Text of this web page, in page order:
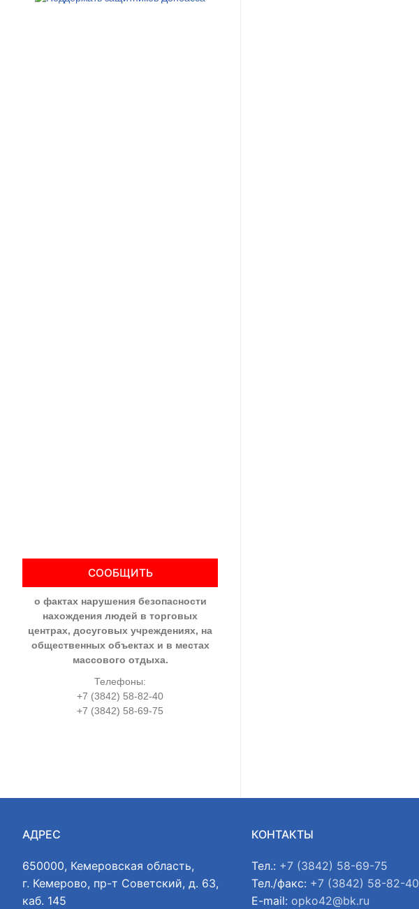
СООБЩИТЬ
о фактах нарушения безопасности
нахождения людей в торговых
центрах, досуговых учреждениях, на
общественных объектах и в местах
массового отдыха.
Телефоны:
+7 (3842) 58-82-40
+7 (3842) 58-69-75
АДРЕС
650000, Кемеровская область,
г. Кемерово, пр-т Советский, д. 63,
каб. 145
КОНТАКТЫ
Тел.: +7 (3842) 58-69-75
Тел./факс: +7 (3842) 58-82-40
E-mail: opko42@bk.ru